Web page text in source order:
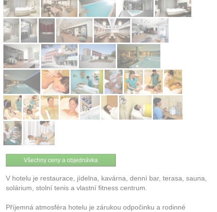
Všechny ceny a objednávka
V hotelu je restaurace, jídelna, kavárna, denní bar, terasa, sauna,
solárium, stolní tenis a vlastní fitness centrum.
Příjemná atmosféra hotelu je zárukou odpočinku a rodinné